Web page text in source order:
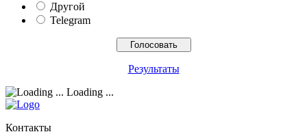
Другой
Telegram
Результаты
Loading ...
Контакты